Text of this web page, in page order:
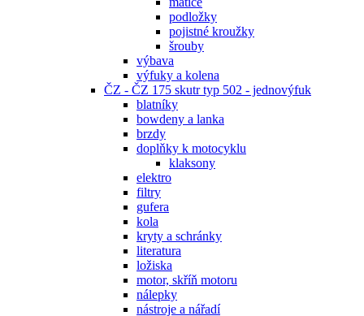
podložky
pojistné kroužky
šrouby
výbava
výfuky a kolena
ČZ - ČZ 175 skutr typ 502 - jednovýfuk
blatníky
bowdeny a lanka
brzdy
doplňky k motocyklu
klaksony
elektro
filtry
gufera
kola
kryty a schránky
literatura
ložiska
motor, skříň motoru
nálepky
nástroje a nářadí